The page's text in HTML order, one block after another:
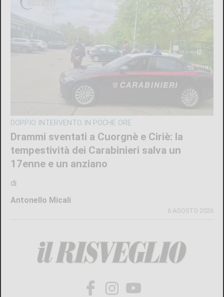
DOPPIO INTERVENTO IN POCHE ORE
Drammi sventati a Cuorgnè e Ciriè: la
tempestività dei Carabinieri salva un
17enne e un anziano
di
Antonello Micali
6 AGOSTO 2026